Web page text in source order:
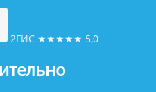
2ГИС ★★★★★ 5,0